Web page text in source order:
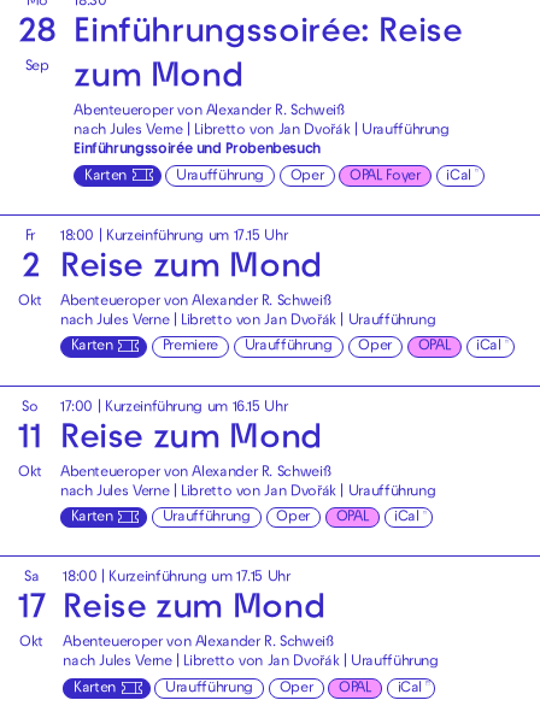
28
Sep
Einführungssoirée: Reise
zum Mond
Abenteueroper von Alexander R. Schweiß
nach Jules Verne | Libretto von Jan Dvořák | Uraufführung
Einführungssoirée und Probenbesuch
Karten
Uraufführung Oper OPAL Foyer iCal
Fr
2
Okt
18:00 | Kurzeinführung um 17.15 Uhr
Reise zum Mond
Abenteueroper von Alexander R. Schweiß
nach Jules Verne | Libretto von Jan Dvořák | Uraufführung
Karten
Premiere Uraufführung Oper OPAL iCal
So
11
Okt
17:00 | Kurzeinführung um 16.15 Uhr
Reise zum Mond
Abenteueroper von Alexander R. Schweiß
nach Jules Verne | Libretto von Jan Dvořák | Uraufführung
Karten
Uraufführung Oper OPAL iCal
Sa
17
Okt
18:00 | Kurzeinführung um 17.15 Uhr
Reise zum Mond
Abenteueroper von Alexander R. Schweiß
nach Jules Verne | Libretto von Jan Dvořák | Uraufführung
Karten
Uraufführung Oper OPAL iCal